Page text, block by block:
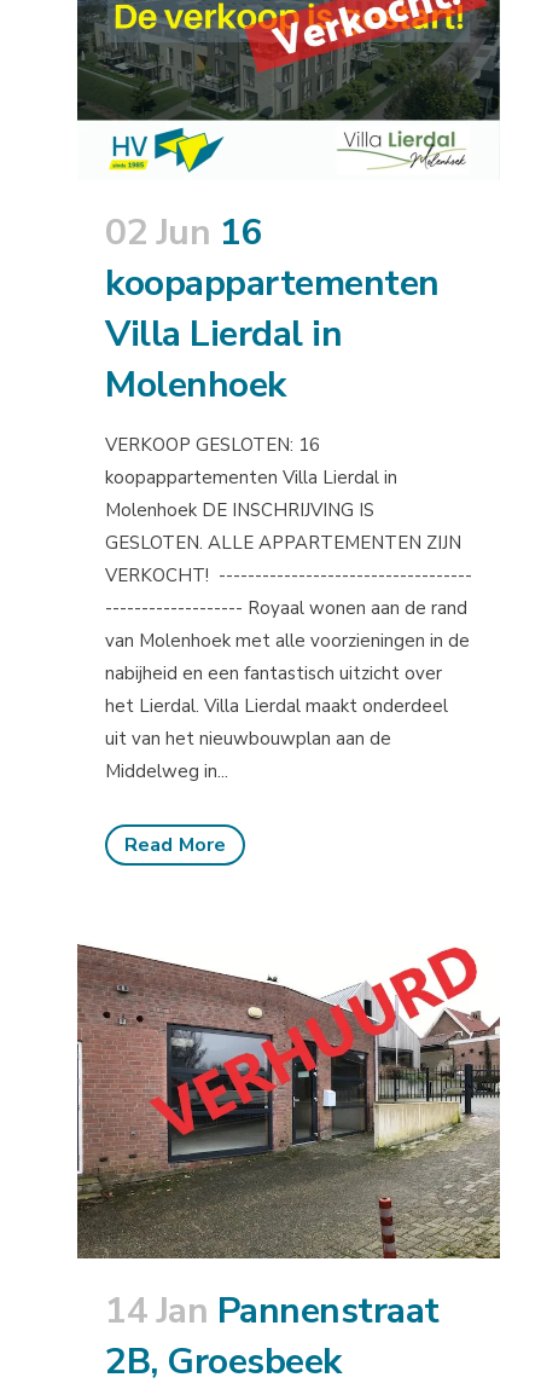
02 Jun 16
koopappartementen
Villa Lierdal in
Molenhoek
VERKOOP GESLOTEN: 16
koopappartementen Villa Lierdal in
Molenhoek DE INSCHRIJVING IS
GESLOTEN. ALLE APPARTEMENTEN ZIJN
VERKOCHT! -----------------------------------
------------------- Royaal wonen aan de rand
van Molenhoek met alle voorzieningen in de
nabijheid en een fantastisch uitzicht over
het Lierdal. Villa Lierdal maakt onderdeel
uit van het nieuwbouwplan aan de
Middelweg in...
Read More
14 Jan Pannenstraat
2B, Groesbeek